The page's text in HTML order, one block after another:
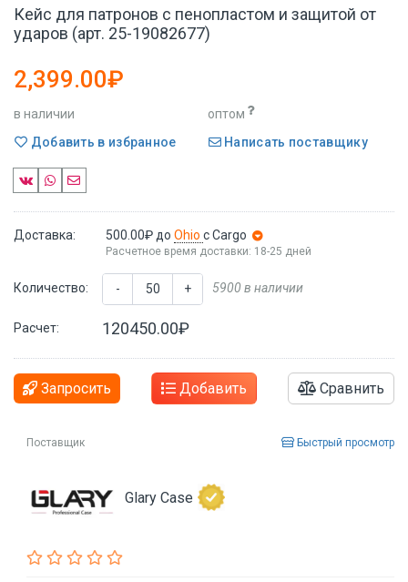
Кейс для патронов с пенопластом и защитой от
ударов (арт. 25-19082677)
2,399.00₽
в наличии
оптом
Добавить в избранное
Написать поставщику
Доставка: 500.00₽ до Ohio с Cargo
Расчетное время доставки: 18-25 дней
Количество: - + 5900 в наличии
Расчет: 120450.00₽
Запросить Добавить Сравнить
Поставщик Быстрый просмотр
Glary Case